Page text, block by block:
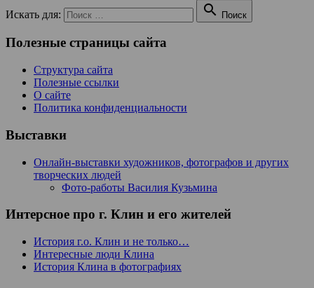
Искать для:  Поиск
Полезные страницы сайта
Структура сайта
Полезные ссылки
О сайте
Политика конфиденциальности
Выставки
Онлайн-выставки художников, фотографов и других
творческих людей
Фото-работы Василия Кузьмина
Интерсное про г. Клин и его жителей
История г.о. Клин и не только…
Интересные люди Клина
История Клина в фотографиях